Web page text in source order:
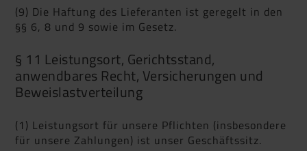
(9) Die Haftung des Lieferanten ist geregelt in den
§§ 6, 8 und 9 sowie im Gesetz.
§ 11 Leistungsort, Gerichtsstand,
anwendbares Recht, Versicherungen und
Beweislastverteilung
(1) Leistungsort für unsere Pflichten (insbesondere
für unsere Zahlungen) ist unser Geschäftssitz.